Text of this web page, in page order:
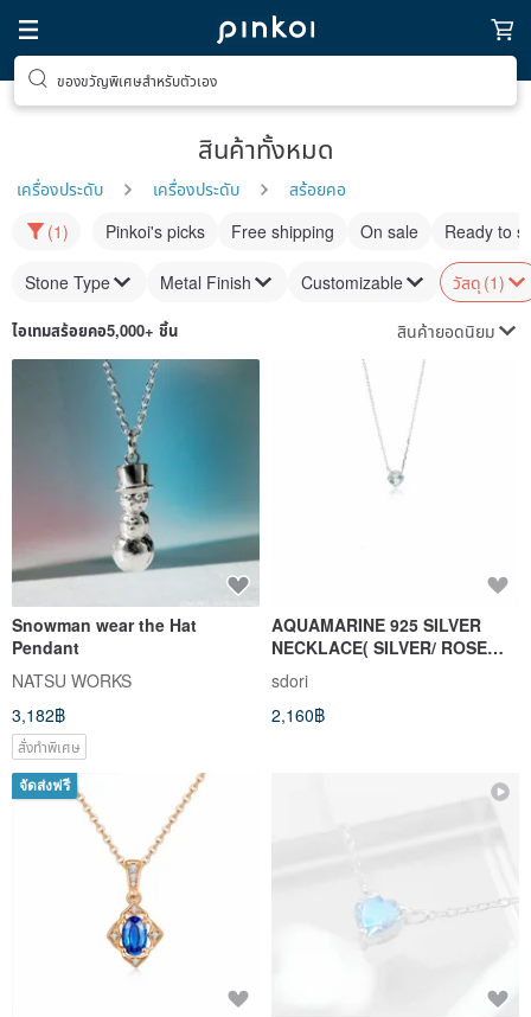
ของขวัญพิเศษสำหรับตัวเอง
สินค้าทั้งหมด
เครื่องประดับ เครื่องประดับ
สร้อยคอ
(1)
Pinkoi's picks Free shipping On sale Ready to
Stone Type Metal Finish Customizable วัสดุ (1)
ไอเทมสร้อยคอ5,000+ ชิ้น สินค้ายอดนิยม
Snowman wear the Hat
Pendant
NATSU WORKS
3,182฿
สั่งทำพิเศษ
AQUAMARINE 925 SILVER
NECKLACE( SILVER/ ROSE
GOLD ) | BIRTHSTONE OF
MARCH
sdori
2,160฿
จัดส่งฟรี